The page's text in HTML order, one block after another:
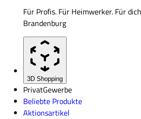
Für Profis. Für Heimwerker. Für
Brandenburg
3D Shopping
PrivatGewerbe
Beliebte Produkte
Aktionsartikel